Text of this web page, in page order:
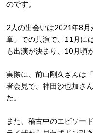
のです。
2人の出会いは2021年8
章」での共演で、11月に
も出演が決まり、10月頃
実際に、前山剛久さんは
者会見で、神田沙也加さ
た。
また、稽古中のエピソー